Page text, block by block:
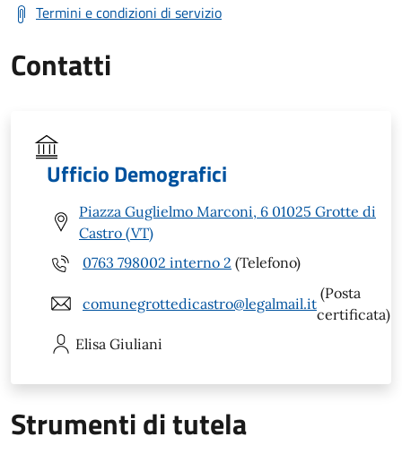
Termini e condizioni di servizio
Contatti
Ufficio Demografici
Piazza Guglielmo Marconi, 6 01025 Grotte di
Castro (VT)
0763 798002 interno 2 (Telefono)
comunegrottedicastro@legalmail.it
(Posta
certificata)
Elisa Giuliani
Strumenti di tutela